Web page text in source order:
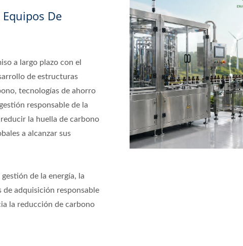
De
a largo plazo con el
de estructuras
tecnologías de ahorro
responsable de la
la huella de carbono
a alcanzar sus
de la energía, la
de adquisición responsable
la reducción de carbono